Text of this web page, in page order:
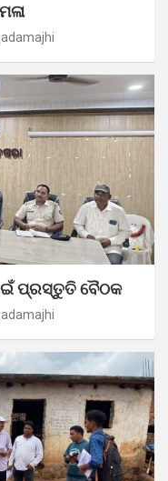
ପ୍ରସ୍ତୁତି ବୈଠକ